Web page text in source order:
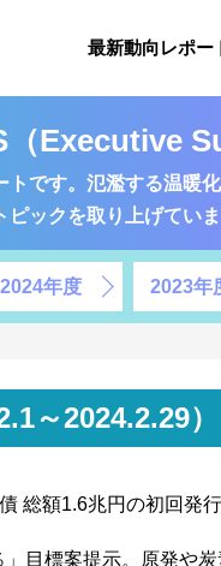
最新動向レポー
Executive
です。氾濫する温暖
ピックを取り上げてい
2024年度 2023年
～2024.2.29
総額1.6兆円の初回発
目標案提示。原発や